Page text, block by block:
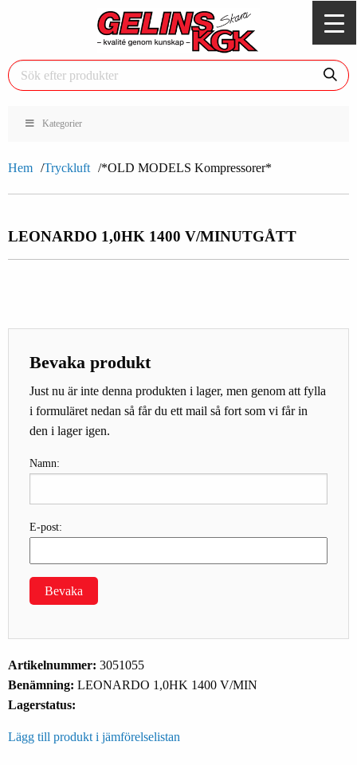
Kategorier
Hem Tryckluft *OLD MODELS Kompressorer*
LEONARDO 1,0HK 1400 V/MINUTGÅTT
Bevaka produkt
Just nu är inte denna produkten i lager, men genom att fylla
i formuläret nedan så får du ett mail så fort som vi får in
den i lager igen.
Namn:
E-post:
Bevaka
Artikelnummer: 3051055
Benämning: LEONARDO 1,0HK 1400 V/MIN
Lagerstatus:
Lägg till produkt i jämförelselistan